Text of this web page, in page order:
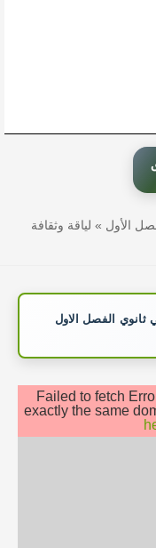
الأول » لياقة وثقافة
ثانوي الفصل الاول
Failed to fetch
exactly the same